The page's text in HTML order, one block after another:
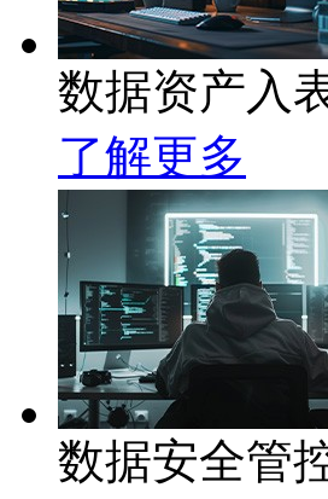
数据资产入
了解更多
数据安全管